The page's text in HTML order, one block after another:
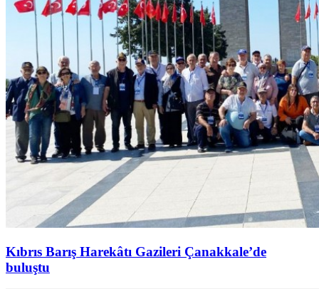
Kıbrıs Barış Harekâtı Gazileri Çanakkale’de
buluştu